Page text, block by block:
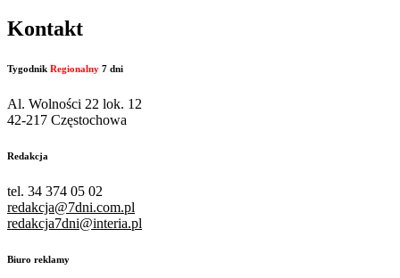
Kontakt
Tygodnik Regionalny 7 dni
Al. Wolności 22 lok. 12
42-217 Częstochowa
Redakcja
tel. 34 374 05 02
redakcja@7dni.com.pl
redakcja7dni@interia.pl
Biuro reklamy